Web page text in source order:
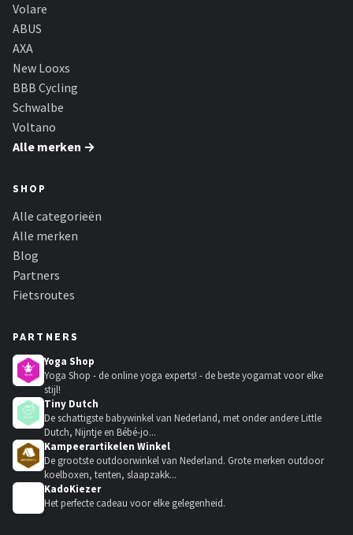
Volare
ABUS
AXA
New Looxs
BBB Cycling
Schwalbe
Voltano
Alle merken →
SHOP
Alle categorieën
Alle merken
Blog
Partners
Fietsroutes
PARTNERS
Yoga Shop
Yoga Shop - de online yoga experts! - de beste yogamat voor elke
stijl!
Tiny Dutch
De schattigste babywinkel van Nederland, met onder andere Little
Dutch, Nijntje en Bébé-jo...
Kampeerartikelen Winkel
De grootste outdoorwinkel van Nederland. Grote merken outdoor
koelboxen, tenten, slaapzakk...
KadoKiezer
Het perfecte cadeau voor elke gelegenheid.